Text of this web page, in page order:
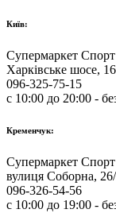
Київ:
Супермаркет
Харківське шосе,
096-325-75-15
с 10:00 до 20:00 -
Кременчук:
Супермаркет
вулиця Соборна,
096-326-54-56
с 10:00 до 19:00 -